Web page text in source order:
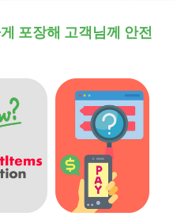
포장해 고객님께 안전